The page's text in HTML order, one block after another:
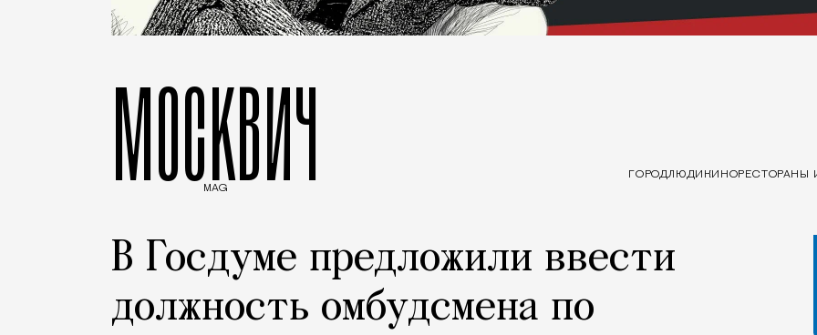
МОСКВИЧ
MAG
ГОРОДЛЮДИ КИНОРЕСТОРАНЫ
В Госдуме предложили ввести
должность омбудсмена по